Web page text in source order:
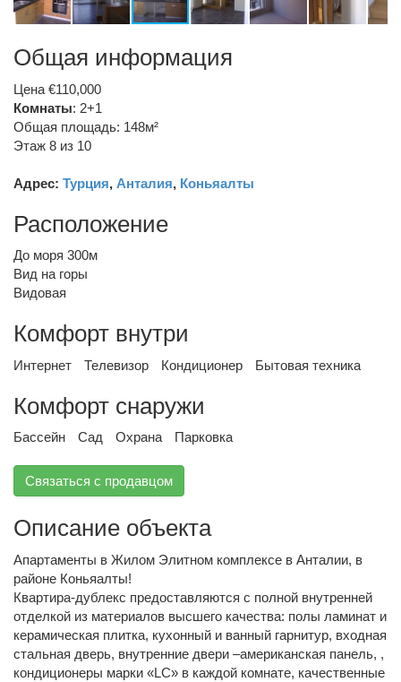
Общая информация
Цена €110,000
Комнаты: 2+1
Общая площадь: 148м²
Этаж 8 из 10
Адрес: Турция, Анталия, Коньяалты
Расположение
До моря 300м
Вид на горы
Видовая
Комфорт внутри
Интернет Телевизор Кондиционер Бытовая техника
Комфорт снаружи
Бассейн Сад Охрана Парковка
Связаться с продавцом
Описание объекта
Апартаменты в Жилом Элитном комплексе в Анталии, в
районе Коньяалты!
Квартира-дублекс предоставляются с полной внутренней
отделкой из материалов высшего качества: полы ламинат и
керамическая плитка, кухонный и ванный гарнитур, входная
стальная дверь, внутренние двери –американская панель, ,
кондиционеры марки «LC» в каждой комнате, качественные